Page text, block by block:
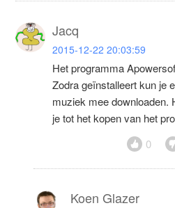
Jacq
2015-12-22 20:03:59
Het programma
Zodra geïnstalleert kun je
muziek mee downloaden.
je tot het kopen van het
0
Koen Glazer